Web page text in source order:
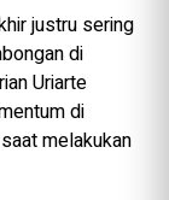
justru sering
di
Uriarte
di
melakukan